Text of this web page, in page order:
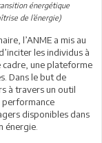
énergétique
de l’énergie)
l’ANME a mis au
les individus à
cadre, une plateforme
Dans le but de
à travers un outil
performance
disponibles dans
énergie.